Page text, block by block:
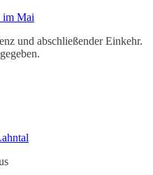
im Mai
und abschließender Einkehr.